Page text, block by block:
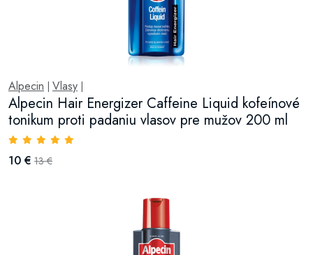
Alpecin Vlasy
Alpecin Hair Energizer Caffeine Liquid kofeínové
tonikum proti padaniu vlasov pre mužov 200 ml
10 € 13 €